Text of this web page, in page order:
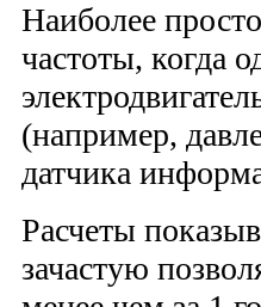
Наиболее
частоты, когда
(например,
датчика
Расчеты
зачастую